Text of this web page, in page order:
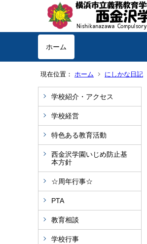
ホーム
現在位置： ホーム にしかな日記
学校紹介・アクセス
学校経営
特色ある教育活動
西金沢学園いじめ防止基
本方針
☆周年行事☆
PTA
教育相談
学校行事